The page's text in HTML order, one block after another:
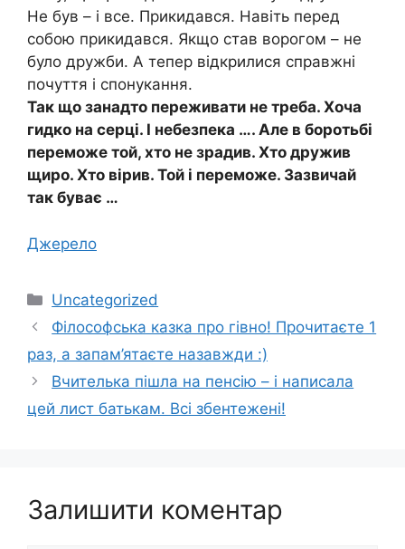
Не був – і все. Прикидався. Навіть перед
собою прикидався. Якщо став ворогом – не
було дружби. А тепер відкрилися справжні
почуття і спонукання.
Так що занадто переживати не треба. Хоча
гидко на серці. І небезпека …. Але в боротьбі
переможе той, хто не зрадив. Хто дружив
щиро. Хто вірив. Той і переможе. Зазвичай
так буває …
Джерело
Категорії
Uncategorized
Філософська казка про гівно! Прочитаєте 1
раз, а запам’ятаєте назавжди :)
Вчителька пішла на пенсію – і написала
цей лист батькам. Всі збентежені!
Залишити коментар